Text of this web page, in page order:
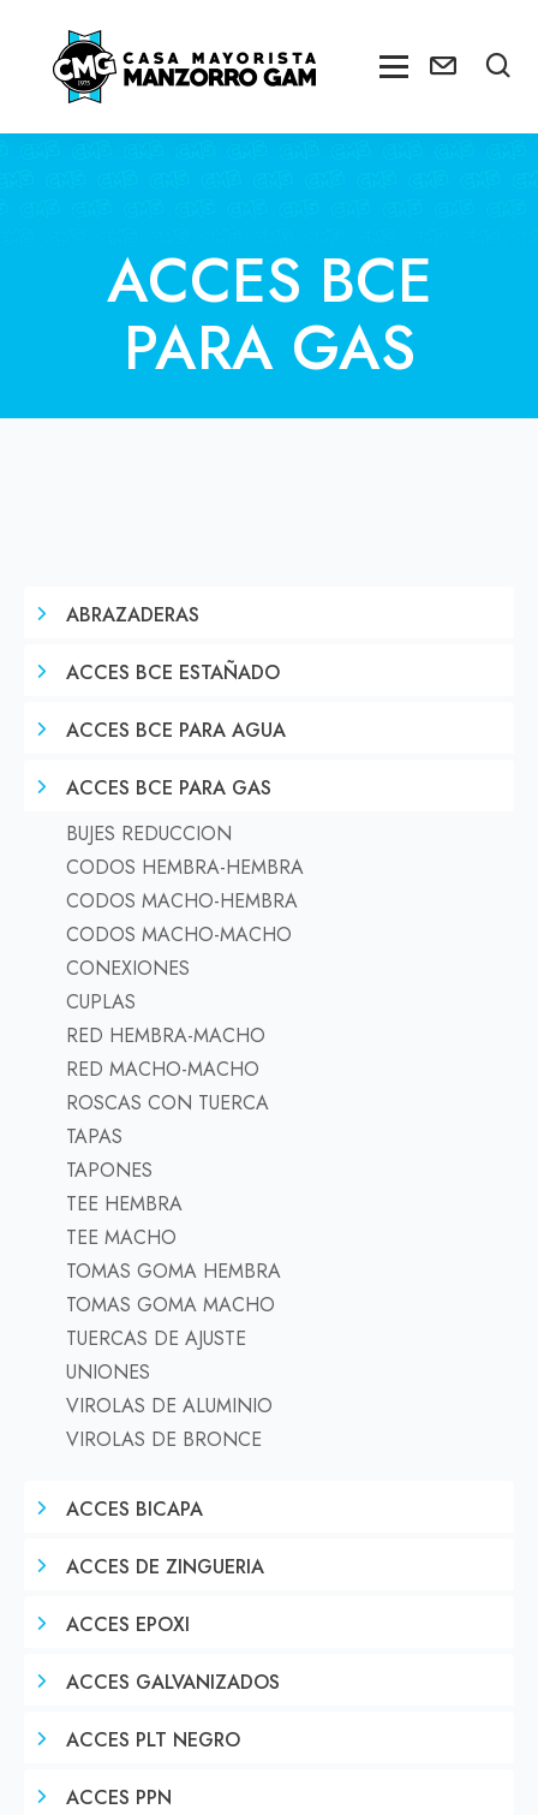
ACCES BCE
PARA GAS
ABRAZADERAS
ACCES BCE ESTAÑADO
ACCES BCE PARA AGUA
ACCES BCE PARA GAS
BUJES REDUCCION
CODOS HEMBRA-HEMBRA
CODOS MACHO-HEMBRA
CODOS MACHO-MACHO
CONEXIONES
CUPLAS
RED HEMBRA-MACHO
RED MACHO-MACHO
ROSCAS CON TUERCA
TAPAS
TAPONES
TEE HEMBRA
TEE MACHO
TOMAS GOMA HEMBRA
TOMAS GOMA MACHO
TUERCAS DE AJUSTE
UNIONES
VIROLAS DE ALUMINIO
VIROLAS DE BRONCE
ACCES BICAPA
ACCES DE ZINGUERIA
ACCES EPOXI
ACCES GALVANIZADOS
ACCES PLT NEGRO
ACCES PPN